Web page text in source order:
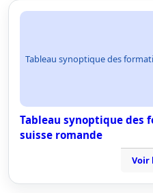
Tableau synoptique des
Tableau synoptique des
suisse romande
Voir